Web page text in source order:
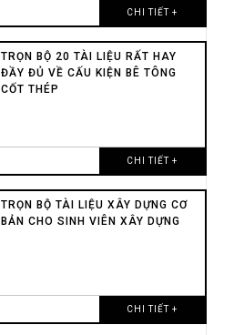
CHI TIẾT +
TRỌN BỘ 20 TÀI LIỆU RẤT HAY
ĐẦY ĐỦ VỀ CẤU KIỆN BÊ TÔNG
CỐT THÉP
CHI TIẾT +
TRỌN BỘ TÀI LIỆU XÂY DỰNG CƠ
BẢN CHO SINH VIÊN XÂY DỰNG
CHI TIẾT +